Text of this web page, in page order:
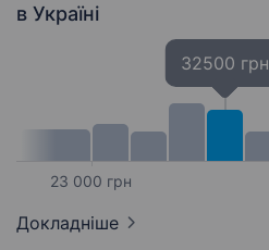
в Україні
23 000 грн
32500 грн
Докладніше